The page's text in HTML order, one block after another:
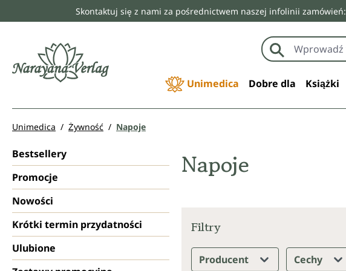
Przejdź do głównej nawigacji
Skontaktuj się z nami za pośrednictwem naszej infolinii zamówień:
Unimedica Dobre dla Książki
Unimedica Żywność Napoje
Bestsellery
Promocje
Nowości
Krótki termin przydatności
Ulubione
Napoje
Filtry
Producent Cechy